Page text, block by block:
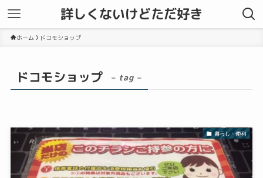
詳しくないけどただ好き
ホーム ドコモショップ
ドコモショップ – tag –
暮らし・便利